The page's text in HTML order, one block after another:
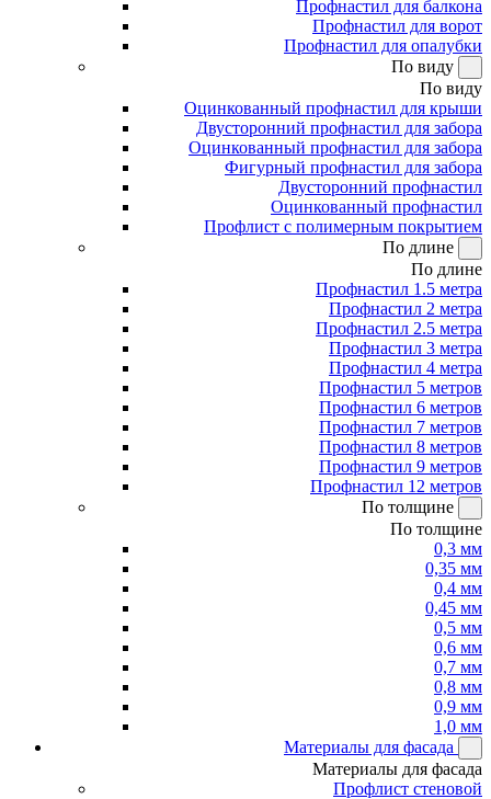
Профнастил для балкона
Профнастил для ворот
Профнастил для опалубки
По виду
По виду
Оцинкованный профнастил для крыши
Двусторонний профнастил для забора
Оцинкованный профнастил для забора
Фигурный профнастил для забора
Двусторонний профнастил
Оцинкованный профнастил
Профлист с полимерным покрытием
По длине
По длине
Профнастил 1.5 метра
Профнастил 2 метра
Профнастил 2.5 метра
Профнастил 3 метра
Профнастил 4 метра
Профнастил 5 метров
Профнастил 6 метров
Профнастил 7 метров
Профнастил 8 метров
Профнастил 9 метров
Профнастил 12 метров
По толщине
По толщине
0,3 мм
0,35 мм
0,4 мм
0,45 мм
0,5 мм
0,6 мм
0,7 мм
0,8 мм
0,9 мм
1,0 мм
Материалы для фасада
Материалы для фасада
Профлист стеновой